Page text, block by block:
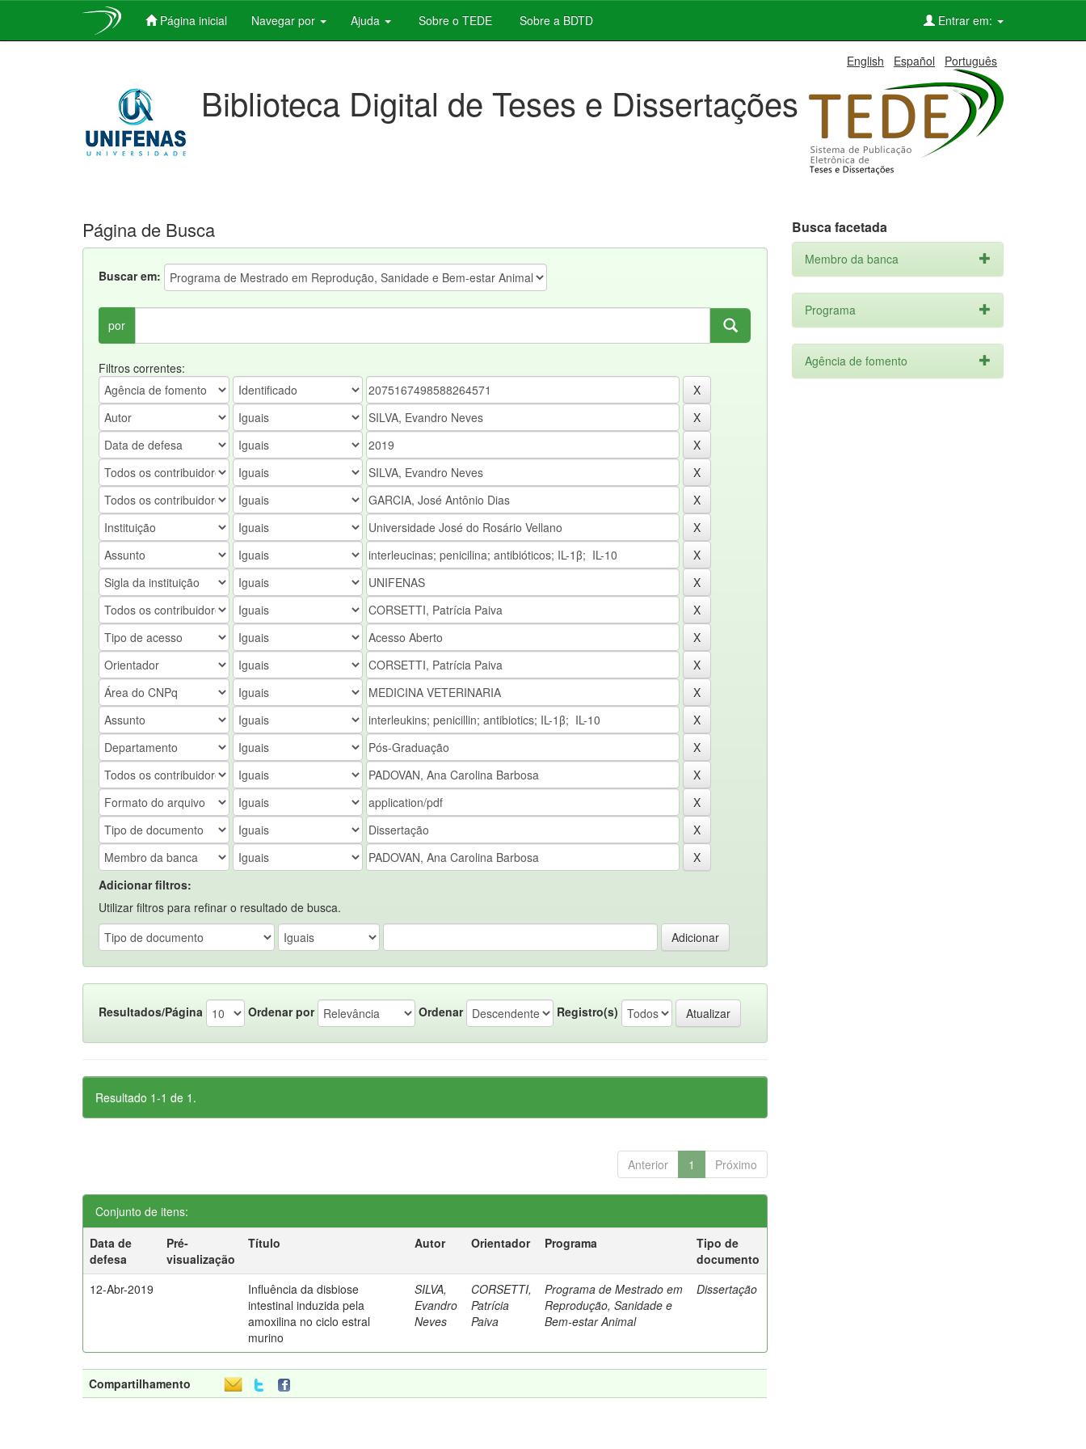
Página inicial Navegar por Ajuda Sobre o TEDE Sobre a BDTD Entrar em:
English Español Português
Biblioteca Digital de Teses e Dissertações
Página de Busca
Buscar em:
por
Filtros correntes:
Adicionar filtros:
Utilizar filtros para refinar o resultado de busca.
Resultados/Página Ordenar por Ordenar Registro(s)
Resultado 1-1 de 1.
Anterior 1 Próximo
Conjunto de itens:
Data de
defesa
Pré-
visualização
Título Autor Orientador Programa
Tipo de
documento
12-Abr-2019
Influência da disbiose
intestinal induzida pela
amoxilina no ciclo estral
murino
SILVA,
Evandro
Neves
CORSETTI,
Patrícia
Paiva
Programa de Mestrado em
Reprodução, Sanidade e
Bem-estar Animal
Dissertação
Compartilhamento
Busca facetada
Membro da banca
Programa
Agência de fomento